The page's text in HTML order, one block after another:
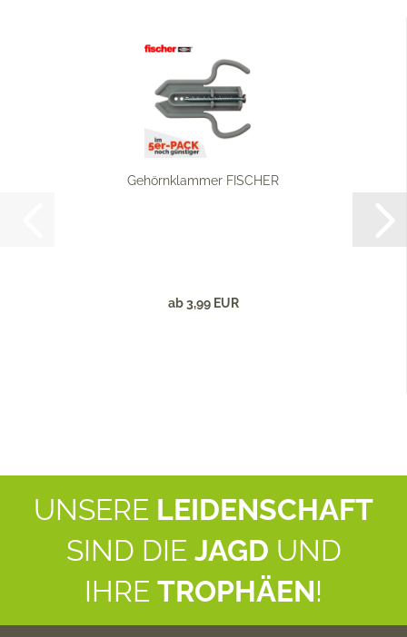
Gehörnklammer FISCHER
ab 3,99 EUR
UNSERE LEIDENSCHAFT
SIND DIE JAGD UND
IHRE TROPHÄEN!